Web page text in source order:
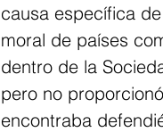
causa específica
moral de países
dentro de la
pero no
encontraba